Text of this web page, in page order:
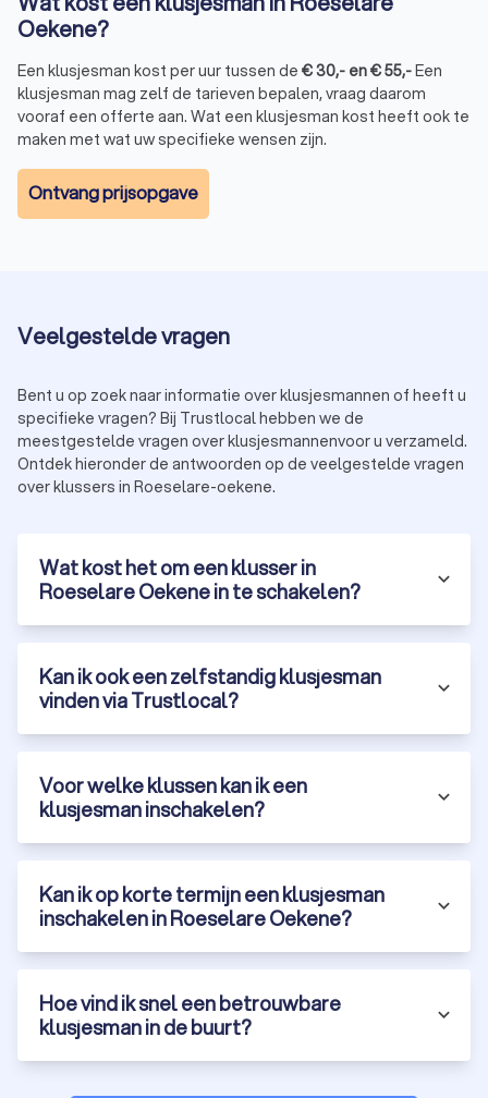
eenvoudig meerdere klussers in Roeselare Oekene en kiest u
degene die het beste bij u past.
Voordelen van Trustlocal:
Echte klantreviews: meer dan 950 eerlijke
beoordelingen over kwaliteit en service
Offertes vergelijken: kies uit drie à vier verschillende
klussers in Roeselare Oekene
zonder kleine lettertjes
Alleen betrouwbare bedrijven: voldoet een bedrijf niet
meerdere projecten: bij Trustlocal zit u goed. Vraag
vrijblijvend offertes aan, vergelijk en laat uw klus uitvoeren aan
Oekene?
Een klusjesman kost per uur tussen de €30,- en€55,-Een
klusjesman mag zelf de tarieven bepalen, vraag daarom
vooraf een offerte aan. Wat een klusjesman kost heeft ook te
maken met wat uw specifieke wensen zijn.
Ontvang prijsopgave
Veelgestelde vragen
Bent u op zoek naar informatie over klusjesmannen of heeft u
specifieke vragen? Bij Trustlocal hebben we de
meestgestelde vragen over klusjesmannenvoor u verzameld.
Ontdek hieronder de antwoorden op de veelgestelde vragen
over klussers in Roeselare-oekene.
Wat kost het om een klusser in
Roeselare Oekene in te schakelen?
Kan ik ook een zelfstandig klusjesman
vinden via Trustlocal?
Voor welke klussen kan ik een
klusjesman inschakelen?
Kan ik op korte termijn een klusjesman
inschakelen in Roeselare Oekene?
Hoe vind ik snel een betrouwbare
klusjesman in de buurt?